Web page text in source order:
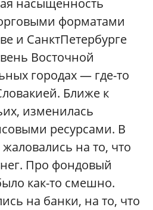
насыщенность
форматами
и СанктПетербурге
Восточной
городах — где-то
Ближе к
изменилась
ресурсами. В
на то, что
Про фондовый
как-то смешно.
на банки, на то, что